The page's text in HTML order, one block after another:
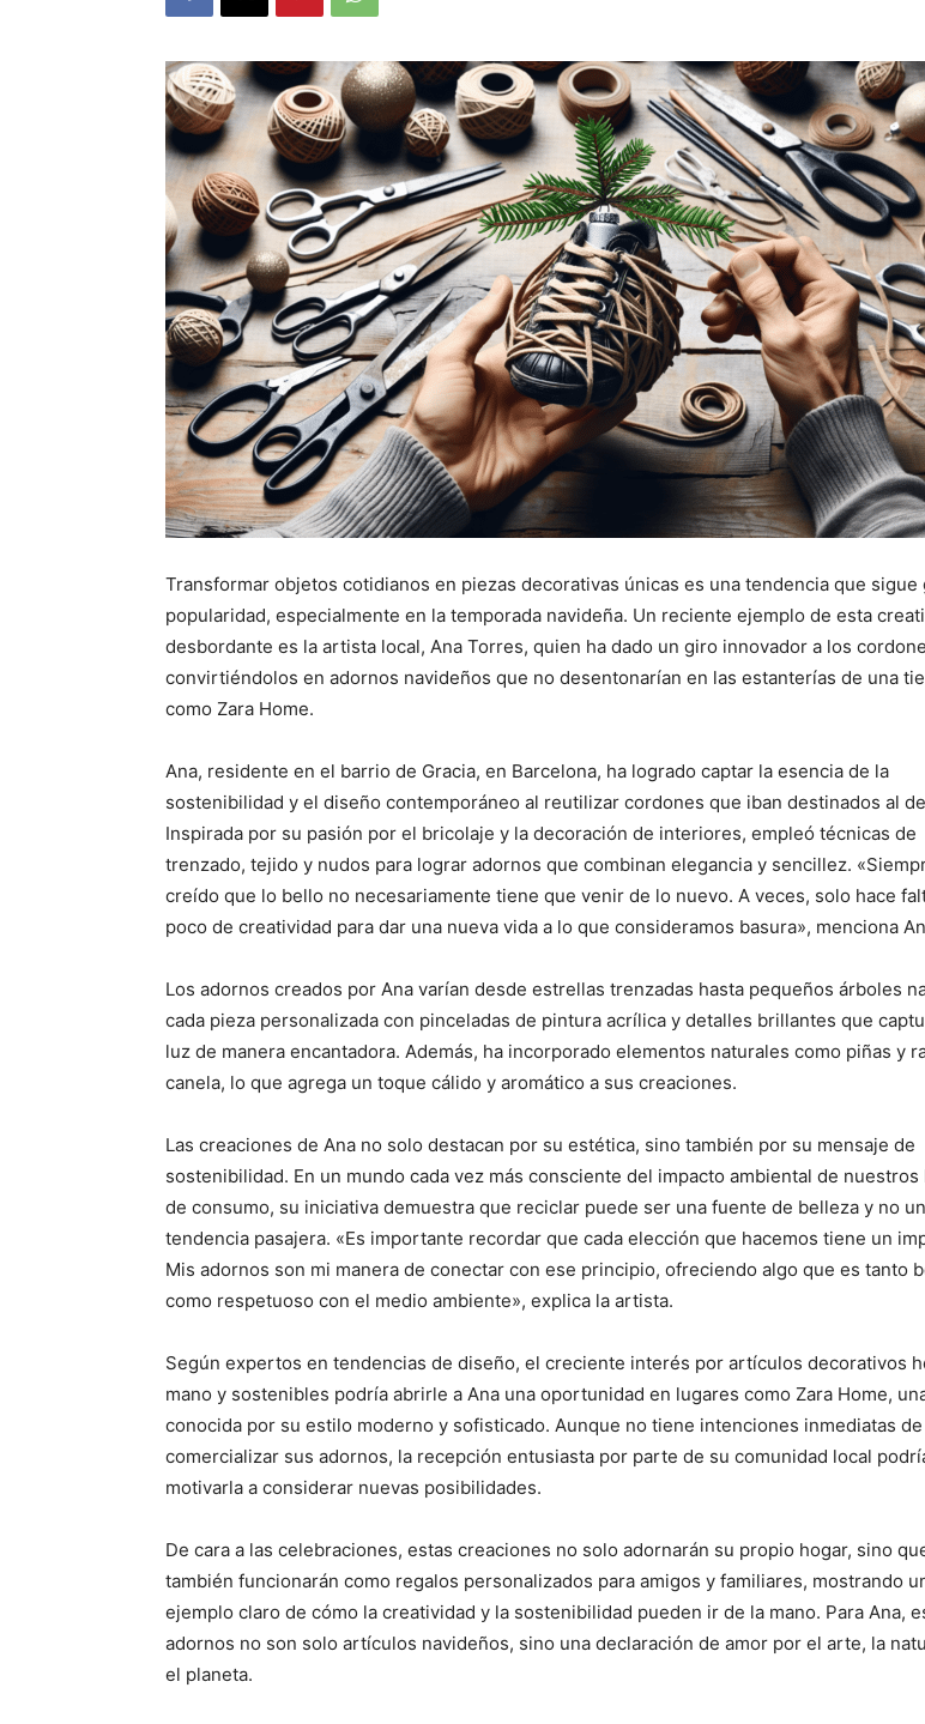
Transformar objetos cotidianos en piezas decorativas únicas es una tendencia que sigue
popularidad, especialmente en la temporada navideña. Un reciente ejemplo de esta
desbordante es la artista local, Ana Torres, quien ha dado un giro innovador a los
convirtiéndolos en adornos navideños que no desentonarían en las estanterías de una
como Zara Home.
Ana, residente en el barrio de Gracia, en Barcelona, ha logrado captar la esencia de la
sostenibilidad y el diseño contemporáneo al reutilizar cordones que iban destinados al
Inspirada por su pasión por el bricolaje y la decoración de interiores, empleó técnicas de
trenzado, tejido y nudos para lograr adornos que combinan elegancia y sencillez.
creído que lo bello no necesariamente tiene que venir de lo nuevo. A veces, solo hace
poco de creatividad para dar una nueva vida a lo que consideramos basura», menciona
Los adornos creados por Ana varían desde estrellas trenzadas hasta pequeños árboles
cada pieza personalizada con pinceladas de pintura acrílica y detalles brillantes que
luz de manera encantadora. Además, ha incorporado elementos naturales como piñas y
canela, lo que agrega un toque cálido y aromático a sus creaciones.
Las creaciones de Ana no solo destacan por su estética, sino también por su mensaje de
sostenibilidad. En un mundo cada vez más consciente del impacto ambiental de nuestros
de consumo, su iniciativa demuestra que reciclar puede ser una fuente de belleza y no
tendencia pasajera. «Es importante recordar que cada elección que hacemos tiene un
Mis adornos son mi manera de conectar con ese principio, ofreciendo algo que es tanto
como respetuoso con el medio ambiente», explica la artista.
Según expertos en tendencias de diseño, el creciente interés por artículos decorativos
mano y sostenibles podría abrirle a Ana una oportunidad en lugares como Zara Home,
conocida por su estilo moderno y sofisticado. Aunque no tiene intenciones inmediatas de
comercializar sus adornos, la recepción entusiasta por parte de su comunidad local
motivarla a considerar nuevas posibilidades.
De cara a las celebraciones, estas creaciones no solo adornarán su propio hogar, sino
también funcionarán como regalos personalizados para amigos y familiares, mostrando
ejemplo claro de cómo la creatividad y la sostenibilidad pueden ir de la mano. Para Ana,
adornos no son solo artículos navideños, sino una declaración de amor por el arte, la
el planeta.